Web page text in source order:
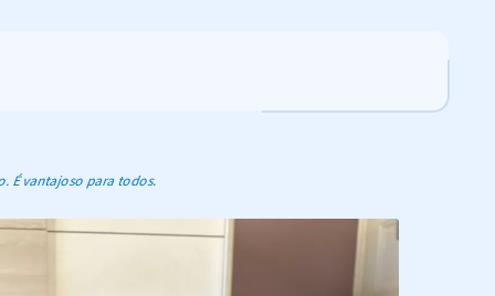
É vantajoso para todos.